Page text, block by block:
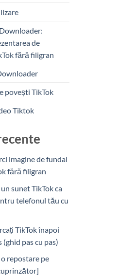
de
fără filigran
povești TikTok
Tiktok
imagine de fundal
fără filigran
sunet TikTok ca
telefonul tău cu
TikTok înapoi
pas cu pas)
repostare pe